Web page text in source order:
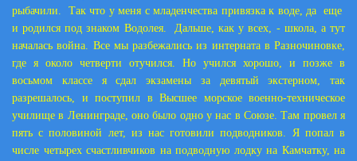
рыбачили. Так что у меня с младенчества привязка к воде, да еще
и родился под знаком Водолея. Дальше, как у всех, - школа, а тут
началась война. Все мы разбежались из интерната в Разночиновке,
где я около четверти отучился. Но учился хорошо, и позже в
восьмом классе я сдал экзамены за девятый экстерном, так
разрешалось, и поступил в Высшее морское военно-техническое
училище в Ленинграде, оно было одно у нас в Союзе. Там провел я
пять с половиной лет, из нас готовили подводников. Я попал в
числе четырех счастливчиков на подводную лодку на Камчатку, на